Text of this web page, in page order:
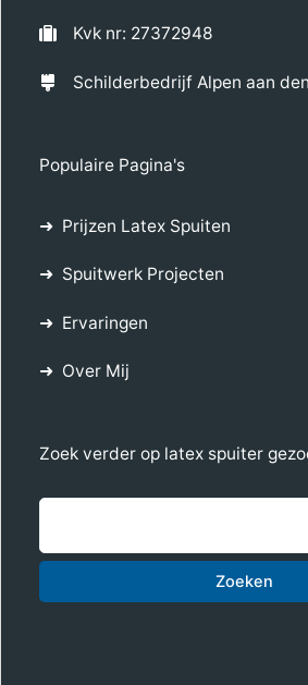
Kvk nr: 27372948
Schilderbedrijf Alpen aan
Populaire Pagina's
Prijzen Latex Spuiten
Spuitwerk Projecten
Ervaringen
Over Mij
Zoek verder op latex spuiter
Zoeken